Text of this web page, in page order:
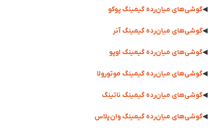
◀گوشی‌های میان‌رده گیمینگ پوکو
◀گوشی‌های میان‌رده گیمینگ آنر
◀گوشی‌های میان‌رده گیمینگ اوپو
◀گوشی‌های میان‌رده گیمینگ موتورولا
◀گوشی‌های میان‌رده گیمینگ ناتینگ
◀گوشی‌های میان‌رده گیمینگ وان‌پلاس